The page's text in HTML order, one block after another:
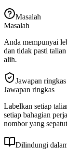
Masalah
Masalah
Anda mempunyai
dan tidak pasti
alih.
Jawapan ringkas
Jawapan ringkas
Labelkan setiap
setiap bahagian
nombor yang
Dilindungi